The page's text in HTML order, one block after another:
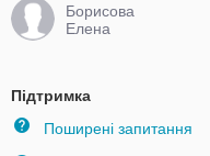
Борисова
Елена
Підтримка
Поширені запитання